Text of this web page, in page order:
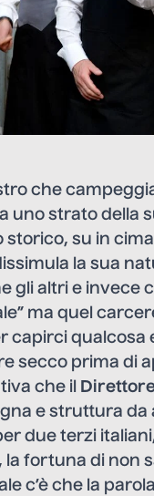
che
uno strato della
su in
la sua
gli altri e invece
ma quel
capirci qualcosa
secco prima di
che il
e struttura da
due terzi
la fortuna di non
c’è che la parola